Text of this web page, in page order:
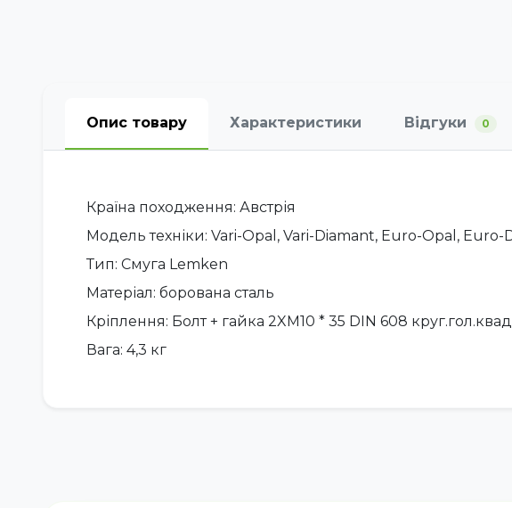
Опис товару Характеристики Відгуки 0
Країна походження: Австрія
Модель техніки: Vari-Opal, Vari-Diamant, Euro-Opal, Euro-
Тип: Смуга Lemken
Матеріал: борована сталь
Кріплення: Болт + гайка 2XМ10 * 35 DIN 608
Вага: 4,3 кг